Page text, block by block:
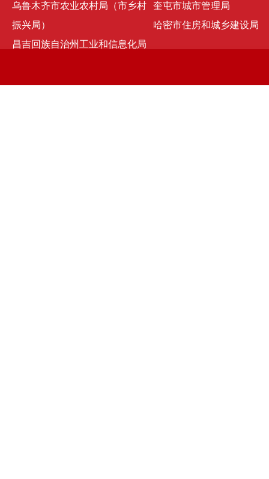
乌鲁木齐市农业农村局（市乡村
振兴局）
昌吉回族自治州工业和信息化局
奎屯市城市管理局
哈密市住房和城乡建设局